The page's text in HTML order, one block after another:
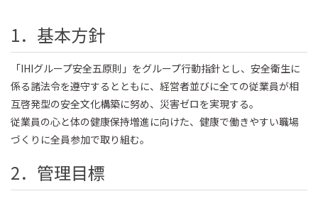
1．基本方針
「IHIグループ安全五原則」をグループ行動指針とし、安全衛生に
係る諸法令を遵守するとともに、経営者並びに全ての従業員が相
互啓発型の安全文化構築に努め、災害ゼロを実現する。
従業員の心と体の健康保持増進に向けた、健康で働きやすい職場
づくりに全員参加で取り組む。
2．管理目標